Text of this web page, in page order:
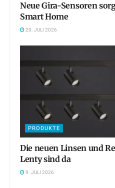
Neue Gira-Sensoren
Smart Home
20. JULI 2026
PRODUKTE
Die neuen Linsen und
Lenty sind da
9. JULI 2026